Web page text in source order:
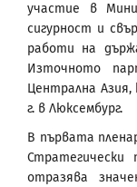
участие в
сигурност и
работи на
Източното
Централна Азия,
г. в Люксембург.
В първата
отразява